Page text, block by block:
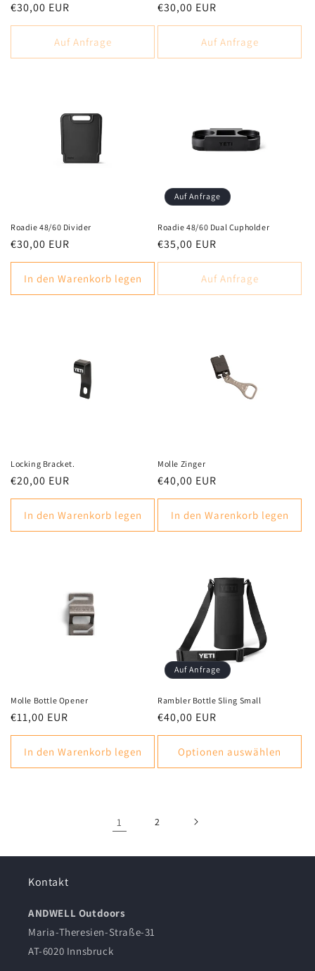
Normaler
Preis
€30,00 EUR
Auf Anfrage
Normaler
Preis
€30,00 EUR
Auf Anfrage
Roadie 48/60 Divider
Normaler
Preis
€30,00 EUR
In den Warenkorb legen
Auf Anfrage
Roadie 48/60 Dual Cupholder
Normaler
Preis
€35,00 EUR
Auf Anfrage
Locking Bracket.
Normaler
Preis
€20,00 EUR
In den Warenkorb legen
Molle Zinger
Normaler
Preis
€40,00 EUR
In den Warenkorb legen
Molle Bottle Opener
Normaler
Preis
€11,00 EUR
In den Warenkorb legen
Auf Anfrage
Rambler Bottle Sling Small
Normaler
Preis
€40,00 EUR
Optionen auswählen
1 2
Kontakt
ANDWELL Outdoors
Maria-Theresien-Straße-31
AT-6020 Innsbruck